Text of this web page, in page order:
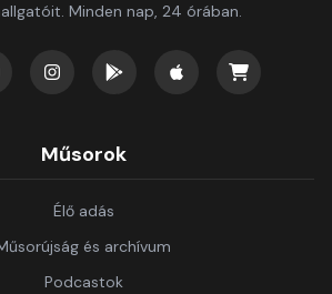
Minden nap, 24 órában.
Műsorok
Élő adás
és archívum
Podcastok